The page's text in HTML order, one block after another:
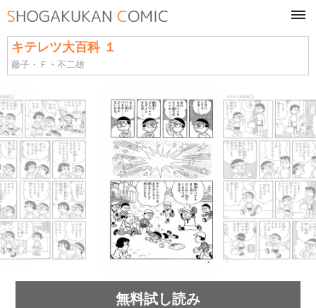
キテレツ大百科 １
藤子・Ｆ・不二雄
無料試し読み